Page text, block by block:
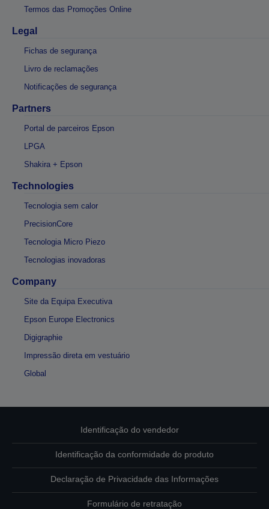
Termos das Promoções Online
Legal
Fichas de segurança
Livro de reclamações
Notificações de segurança
Partners
Portal de parceiros Epson
LPGA
Shakira + Epson
Technologies
Tecnologia sem calor
PrecisionCore
Tecnologia Micro Piezo
Tecnologias inovadoras
Company
Site da Equipa Executiva
Epson Europe Electronics
Digigraphie
Impressão direta em vestuário
Global
Identificação do vendedor
Identificação da conformidade do produto
Declaração de Privacidade das Informações
Formulário de retratação